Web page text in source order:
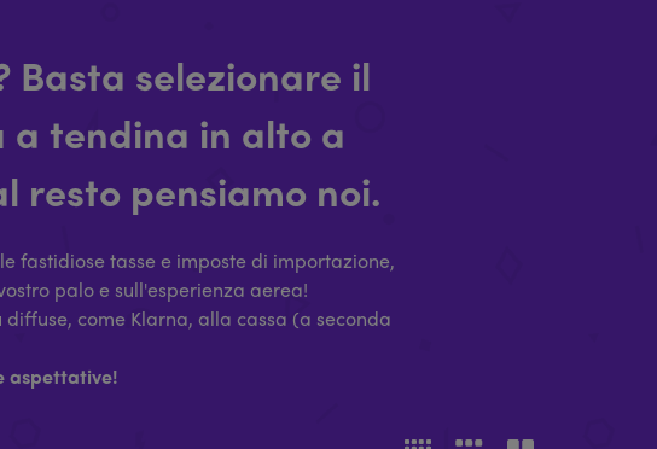
Basta selezionare il
tendina in alto a
resto pensiamo noi.
fastidiose tasse e imposte di importazione,
palo e sull'esperienza aerea!
come Klarna, alla cassa (a seconda
aspettative!